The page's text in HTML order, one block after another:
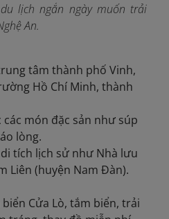
lịch ngắn ngày muốn trải
An.
tâm thành phố Vinh,
Hồ Chí Minh, thành
món đặc sản như súp
lòng.
tích lịch sử như Nhà lưu
Liên (huyện Nam Đàn).
Cửa Lò, tắm biển, trải